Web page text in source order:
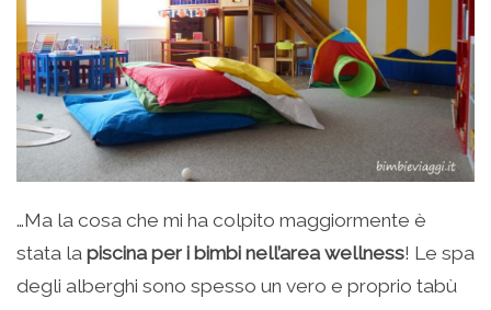
…Ma la cosa che mi ha colpito maggiormente è
stata la piscina per i bimbi nell’area wellness! Le spa
degli alberghi sono spesso un vero e proprio tabù